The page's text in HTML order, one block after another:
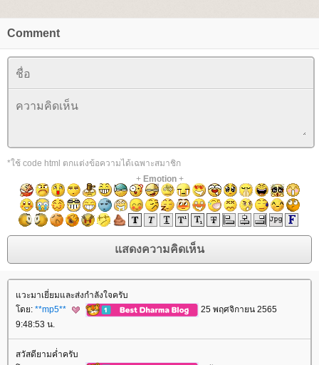
Comment
*ใช้ code html ตกแต่งข้อความได้เฉพาะสมาชิก
+ Emotion+
วะมาเยี่ยมและส่งกำลังใจครับ
ดย: **mp5**
25 พฤศจิกายน 2565
9:48:53 น.
สวัสดียามค่ำครับ